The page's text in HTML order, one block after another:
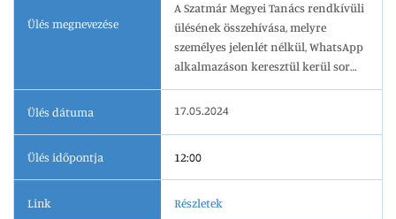
Ülés megnevezése
A Szatmár Megyei Tanács rendkívüli
ülésének összehívása, melyre
személyes jelenlét nélkül, WhatsApp
alkalmazáson keresztül kerül sor
Ülés dátuma
17.05.2024
Ülés időpontja 12:00
Link Részletek